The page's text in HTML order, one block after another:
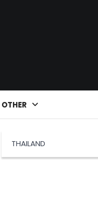
OTHER
THAILAND